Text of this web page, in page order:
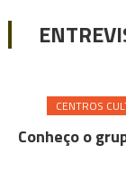
CENTROS
Conheço o